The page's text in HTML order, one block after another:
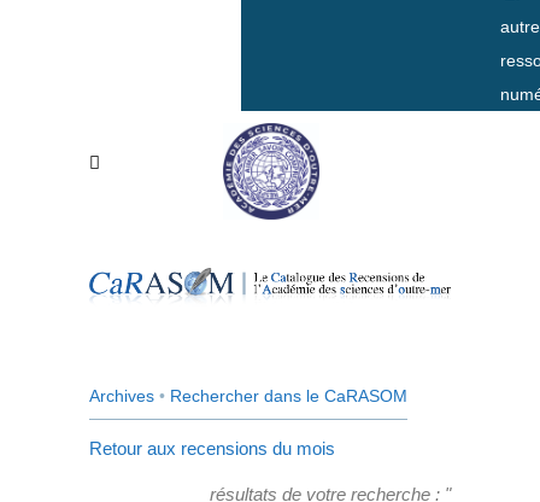
Archives • Rechercher dans le CaRASOM
Retour aux recensions du mois
résultats de votre recherche : "